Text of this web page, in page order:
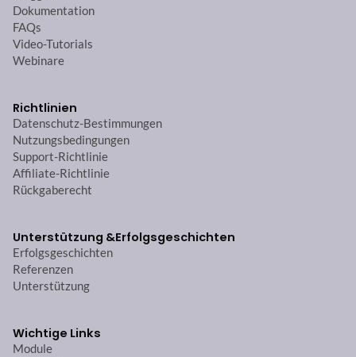
Dokumentation
FAQs
Video-Tutorials
Webinare
Richtlinien
Datenschutz-Bestimmungen
Nutzungsbedingungen
Support-Richtlinie
Affiliate-Richtlinie
Rückgaberecht
Unterstützung &Erfolgsgeschichten
Erfolgsgeschichten
Referenzen
Unterstützung
Wichtige Links
Module